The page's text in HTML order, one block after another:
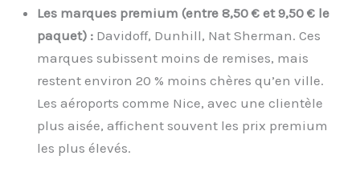
Les marques premium (entre 8,50 € et 9,50 € le
paquet) : Davidoff, Dunhill, Nat Sherman. Ces
marques subissent moins de remises, mais
restent environ 20 % moins chères qu’en ville.
Les aéroports comme Nice, avec une clientèle
plus aisée, affichent souvent les prix premium
les plus élevés.